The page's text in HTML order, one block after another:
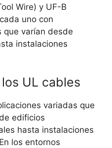
Wire) y UF-B
uno con
que varían desde
instalaciones
UL cables
variadas que
edificios
hasta instalaciones
los entornos